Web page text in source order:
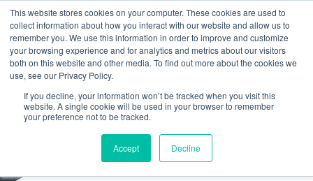
This website stores cookies on your computer. These cookies are used to
collect information about how you interact with our website and allow us to
remember you. We use this information in order to improve and customize
your browsing experience and for analytics and metrics about our visitors
both on this website and other media. To find out more about the cookies we
use, see our Privacy Policy.
If you decline, your information won’t be tracked when you visit this
website. A single cookie will be used in your browser to remember
your preference not to be tracked.
Accept Decline
RICERCA FAQ RIVENDITORI